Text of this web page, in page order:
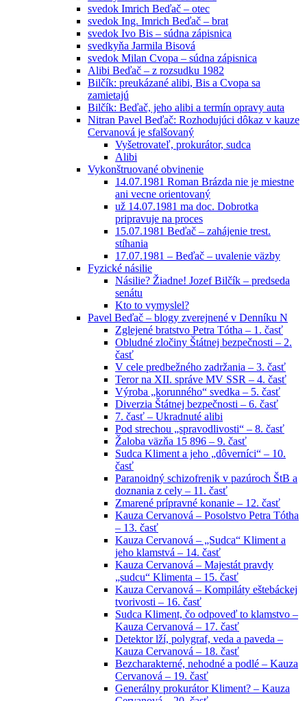
svedok Imrich Beďač – otec
svedok Ing. Imrich Beďač – brat
svedok Ivo Bis – súdna zápisnica
svedkyňa Jarmila Bisová
svedok Milan Cvopa – súdna zápisnica
Alibi Beďač – z rozsudku 1982
Bilčík: preukázané alibi, Bis a Cvopa sa
zamietajú
Bilčík: Beďač, jeho alibi a termín opravy auta
Nitran Pavel Beďač: Rozhodujúci dôkaz v kauze
Cervanová je sfalšovaný
Vyšetrovateľ, prokurátor, sudca
Alibi
Vykonštruované obvinenie
14.07.1981 Roman Brázda nie je miestne
ani vecne orientovaný
už 14.07.1981 ma doc. Dobrotka
pripravuje na proces
15.07.1981 Beďač – zahájenie trest.
stíhania
17.07.1981 – Beďač – uvalenie väzby
Fyzické násilie
Násilie? Žiadne! Jozef Bilčík – predseda
senátu
Kto to vymyslel?
Pavel Beďač – blogy zverejnené v Denníku N
Zglejené bratstvo Petra Tótha – 1. časť
Obludné zločiny Štátnej bezpečnosti – 2.
časť
V cele predbežného zadržania – 3. časť
Teror na XII. správe MV SSR – 4. časť
Výroba „korunného“ svedka – 5. časť
Diverzia Štátnej bezpečnosti – 6. časť
7. časť – Ukradnuté alibi
Pod strechou „spravodlivosti“ – 8. časť
Žaloba väzňa 15 896 – 9. časť
Sudca Kliment a jeho „dôverníci“ – 10.
časť
Paranoidný schizofrenik v pazúroch ŠtB a
doznania z cely – 11. časť
Zmarené prípravné konanie – 12. časť
Kauza Cervanová – Posolstvo Petra Tótha
– 13. časť
Kauza Cervanová – „Sudca“ Kliment a
jeho klamstvá – 14. časť
Kauza Cervanová – Majestát pravdy
„sudcu“ Klimenta – 15. časť
Kauza Cervanová – Kompiláty eštebáckej
tvorivosti – 16. časť
Sudca Kliment, čo odpoveď to klamstvo –
Kauza Cervanová – 17. časť
Detektor lží, polygraf, veda a paveda –
Kauza Cervanová – 18. časť
Bezcharakterné, nehodné a podlé – Kauza
Cervanová – 19. časť
Generálny prokurátor Kliment? – Kauza